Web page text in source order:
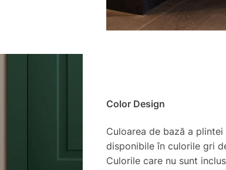
Color Design
Culoarea de bază a
disponibile în culorile gri
Culorile care nu sunt